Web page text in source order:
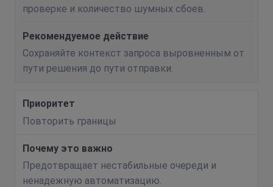
проверке и количество шумных сбоев.
Сохраняйте контекст запроса выровненным от
пути решения до пути отправки.
Повторить границы
Предотвращает нестабильные очереди и
ненадежную автоматизацию.